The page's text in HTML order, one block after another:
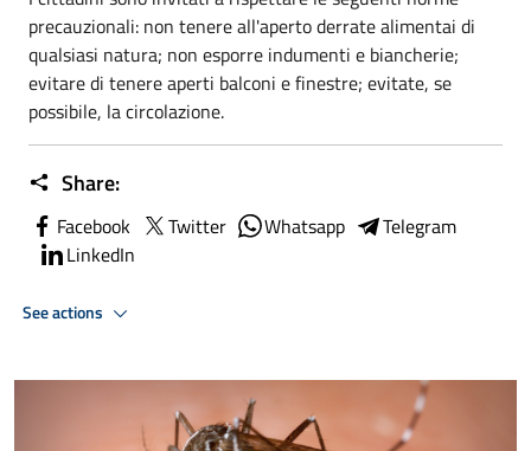
precauzionali: non tenere all'aperto derrate alimentai di
qualsiasi natura; non esporre indumenti e biancherie;
evitare di tenere aperti balconi e finestre; evitate, se
possibile, la circolazione.
Share:
Facebook Twitter Whatsapp
Telegram
LinkedIn
See actions